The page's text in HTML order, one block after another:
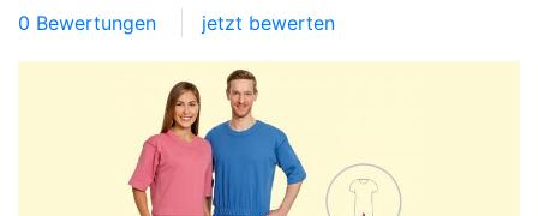
0 Bewertungen jetzt bewerten